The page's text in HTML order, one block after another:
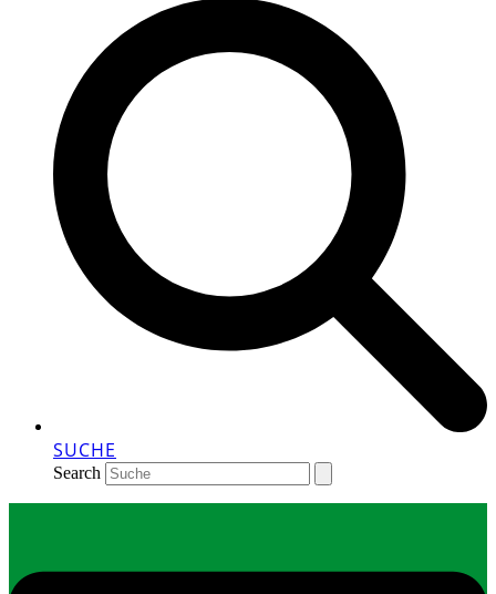
SUCHE
Search